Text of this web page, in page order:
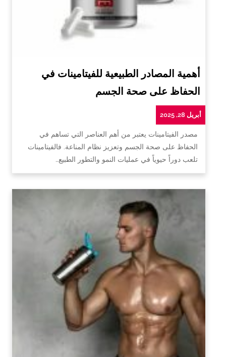
أهمية المصادر الطبيعية للفيتامينات في
الحفاظ على صحة الجسم
أبريل 28, 2025
مصدر الفيتامينات يعتبر من أهم العناصر التي تساهم في
الحفاظ على صحة الجسم وتعزيز نظام المناعة. فالفيتامينات
تلعب دوراً حيوياً في عمليات النمو والتطور الطبيع…